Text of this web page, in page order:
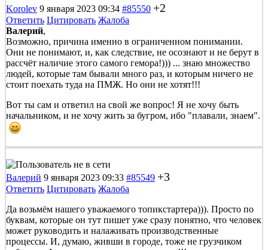
Korolev 9 января 2023 09:34 #85550 +2
Ответить Цитировать Жалоба
Валерий,
Возможно, причина именно в ограниченном понимании.
Они не понимают, и, как следствие, не осознают и не берут в
рассчёт наличие этого самого гемора!))) ... знаю множество
людей, которые там бывали много раз, и которым ничего не
стоит поехать туда на ПМЖ. Но они не хотят!!!
Вот ты сам и ответил на свой же вопрос! Я не хочу быть
начальником, и не хочу жить за бугром, ибо "плавали, знаем".
Валерий 9 января 2023 09:33 #85549 +3
Ответить Цитировать Жалоба
Да возьмём нашего уважаемого топикстартера))). Просто по
буквам, которые он тут пишет уже сразу понятно, что человек
может руководить и налаживать производственные
процессы. И, думаю, живши в городе, тоже не грузчиком